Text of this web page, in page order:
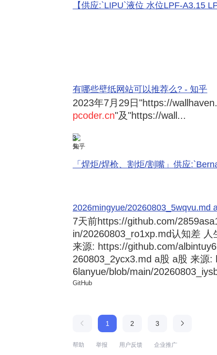
【供应:`LIPU`液位 水位LPF-A3.15
有哪些壁纸网站可以推荐么? - 知乎
2023年7月29日 "https://
pcoder.cn"及"https://wall...
3
知乎
「焊炬/焊枪、割炬/割嘴」供应
2026mingyue/20260803_5wqvu.md
7天前https://github.com/
in/20260803_ro1xp.md认知差
来源: https://github.com/
260803_2ycx3.md a股 a股 来源
6lanyue/blob/main/
GitHub
1 2 3
帮助 举报 用户反馈 企业推广